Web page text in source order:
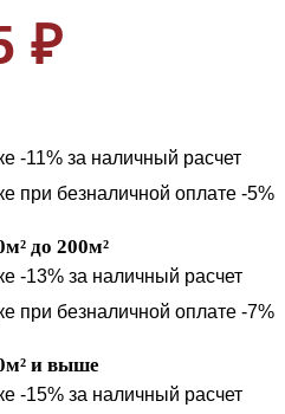
₽
-11% за наличный расчет
при безналичной оплате -5%
до 200м²
-13% за наличный расчет
при безналичной оплате -7%
и выше
-15% за наличный расчет